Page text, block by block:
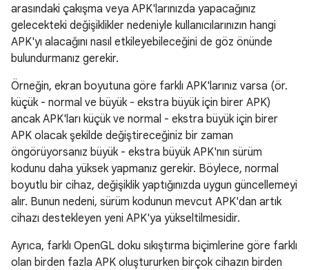
arasındaki çakışma veya APK'larınızda yapacağınız
gelecekteki değişiklikler nedeniyle kullanıcılarınızın hangi
APK'yı alacağını nasıl etkileyebileceğini de göz önünde
bulundurmanız gerekir.
Örneğin, ekran boyutuna göre farklı APK'larınız varsa (ör.
küçük - normal ve büyük - ekstra büyük için birer APK)
ancak APK'ları küçük ve normal - ekstra büyük için birer
APK olacak şekilde değiştireceğiniz bir zaman
öngörüyorsanız büyük - ekstra büyük APK'nın sürüm
kodunu daha yüksek yapmanız gerekir. Böylece, normal
boyutlu bir cihaz, değişiklik yaptığınızda uygun güncellemeyi
alır. Bunun nedeni, sürüm kodunun mevcut APK'dan artık
cihazı destekleyen yeni APK'ya yükseltilmesidir.
Ayrıca, farklı OpenGL doku sıkıştırma biçimlerine göre farklı
olan birden fazla APK oluştururken birçok cihazın birden